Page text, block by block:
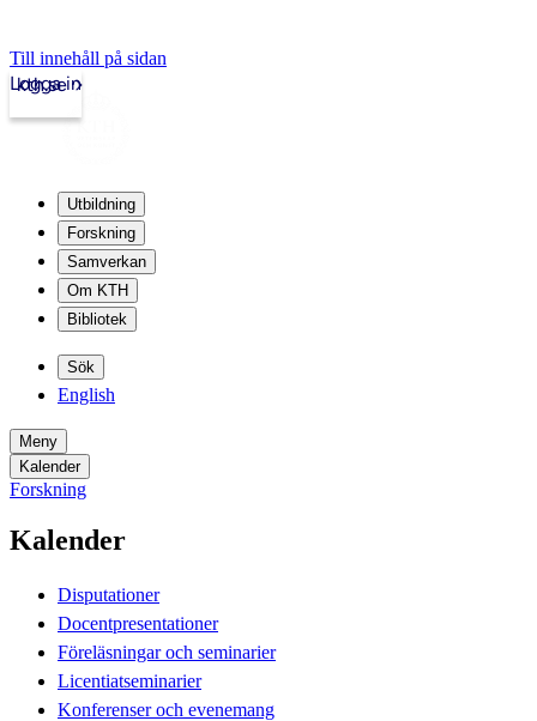
Till innehåll på sidan
kth.se
Logga in
Utbildning
Forskning
Samverkan
Om KTH
Bibliotek
Sök
English
Meny
Kalender
Forskning
Kalender
Disputationer
Docentpresentationer
Föreläsningar och seminarier
Licentiatseminarier
Konferenser och evenemang